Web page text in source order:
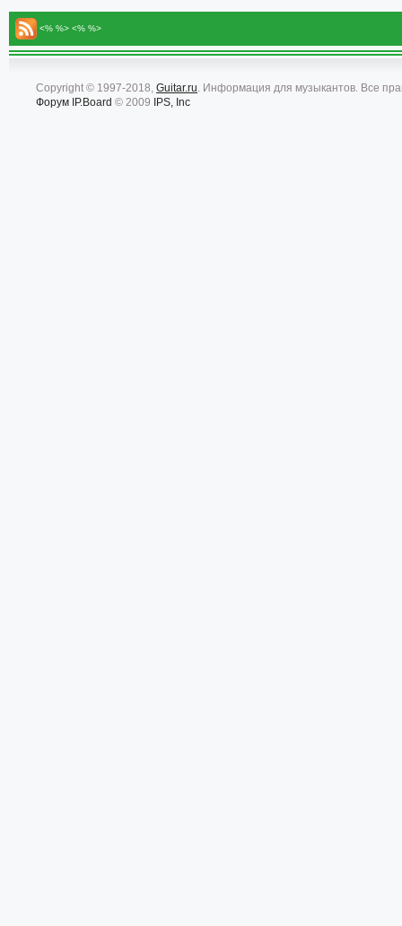
<% %> <% %>
Copyright © 1997-2018, Guitar.ru. Информация для музыкантов. Все
Форум IP.Board © 2009 IPS, Inc